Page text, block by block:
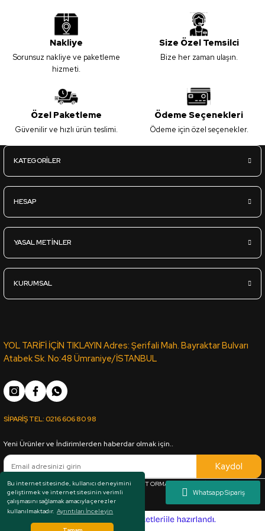
Bu internet sitesinde, kullanıcı deneyimini
geliştirmek ve internet sitesinin verimli
çalışmasını sağlamak amacıyla çerezler
kullanılmaktadır. Ayrıntıları İnceleyin
Nakliye
Sorunsuz nakliye ve paketleme
hizmeti.
Size Özel Temsilci
Bize her zaman ulaşın.
Özel Paketleme
Güvenilir ve hızlı ürün teslimi.
Ödeme Seçenekleri
Ödeme için özel seçenekler.
KATEGORİLER
HESAP
YASAL METİNLER
KURUMSAL
YOL TARİFİ İÇİN TIKLAYIN Adres: Şerifali Mah. Bayraktar Bulvarı
Atabek Sk. No:48 Ümraniye/İSTANBUL
SİPARİŞ TEL:0216 606 80 98
Yeni Ürünler ve İndirimlerden haberdar olmak için..
Kaydol
Her hakkı saklıdır. Copyright © 1983 - 2025 ARKUT ORMAN ÜRÜNLERİ SAN. VE TİC. LTD.
e-